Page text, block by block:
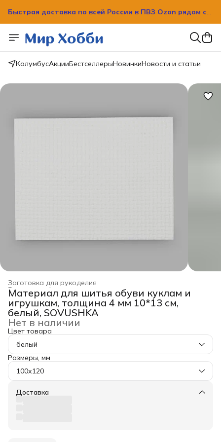
Быстрая доставка по всей России в ПВЗ Ozon рядом с
Быстрая доставка по всей России в ПВЗ Ozon рядом с
вашим домом!
КолумбусАкцииБестселлерыНовинкиНовости и статьи
Заготовка для рукоделия
Заготовка, фурнитура для рукоделия ›
Хобби и творчество ›
Главная ›
Материал для шитья обуви куклам и
игрушкам, толщина 4 мм 10*13 см,
белый, SOVUSHKA
Нет в наличии
Цвет товара
белый
Размеры, мм
100х120
Доставка